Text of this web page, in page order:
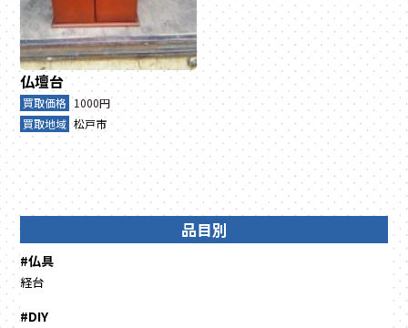
仏壇台
買取価格 1000円
買取地域 松戸市
品目別
#仏具
経台
#DIY